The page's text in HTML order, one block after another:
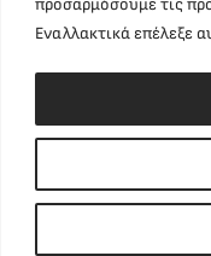
Εναλλακτικά επέλεξε